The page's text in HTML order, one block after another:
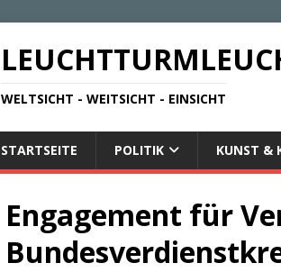
WELTSICHT - WEITSICHT - EINSICHT
STARTSEITE POLITIK KUNST &
Engagement für